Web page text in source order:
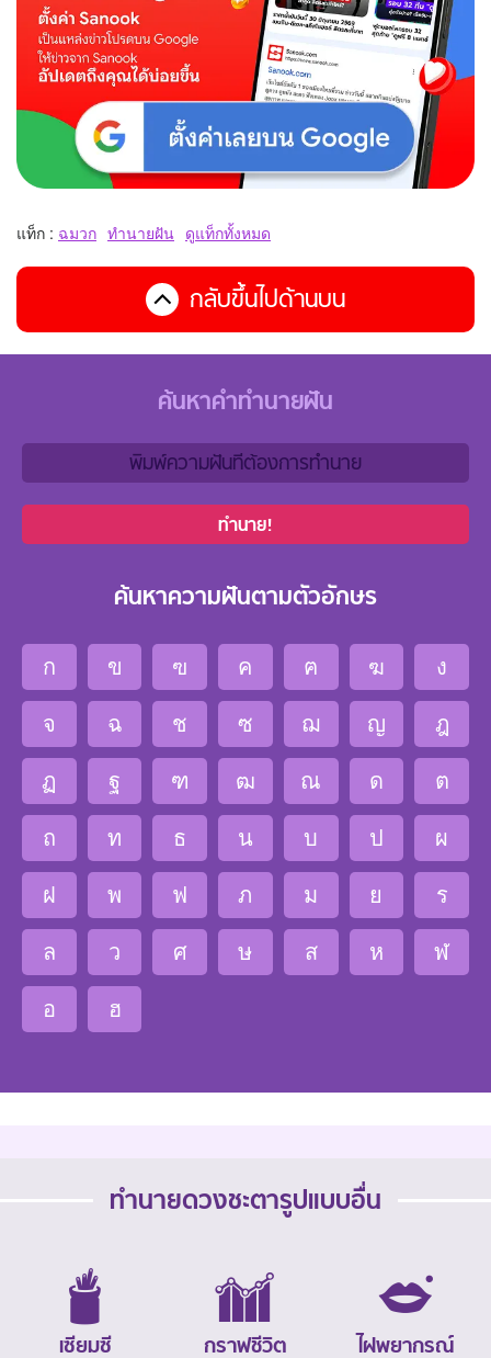
แท็ก : ฉมวก ทำนายฝัน ดูแท็กทั้งหมด
กลับขึ้นไปด้านบน
ค้นหาคำทำนายฝัน
ทำนาย!
ค้นหาความฝันตามตัวอักษร
ก ข ฃ ค ฅ ฆ
ง
จ
ฉ ช ซ ฌ ญ
ฎ
ฏ
ฐ ฑ ฒ ณ ด
ต
ถ
ท ธ น บ ป
ผ
ฝ
พ ฟ ภ ม ย
ร
ล
ว ศ ษ ส ห
ฬ
อ
ฮ
ทำนายดวงชะตารูปแบบอื่น
เซียมซี กราฟชีวิต ไฝพยากรณ์